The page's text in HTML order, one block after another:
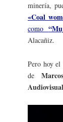
minería,
«Coal
como
Alacañiz.
Pero hoy el
de